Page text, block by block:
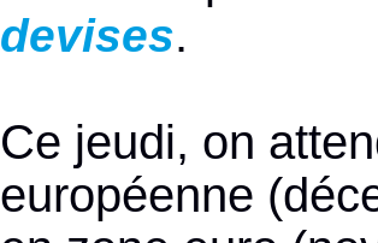
devises.
Ce jeudi, on
européenne